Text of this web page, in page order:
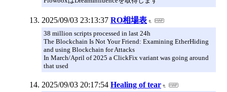
2025/09/03 23:13:37 RO相場表
38 million scripts processed in last 24h
The Blockchain Is Not Your Friend: Examining EtherHiding
and using Blockchain for Attacks
In March/April of 2025 a ClickFix variant was going around
that used
2025/09/03 20:17:54 Healing of tear